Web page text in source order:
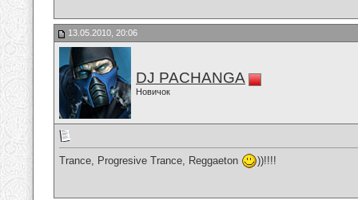
13.05.2010, 20:06
DJ PACHANGA
Новичок
Trance, Progresive Trance, Reggaeton ))!!!!